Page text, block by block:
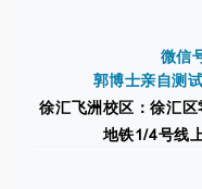
微信
郭博士亲自测
徐汇飞洲校区：徐汇区
地铁1/4号线